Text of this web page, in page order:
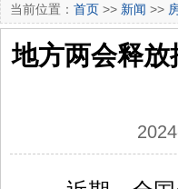
当前位置： 首页 >> 新闻 >>
地方两会释